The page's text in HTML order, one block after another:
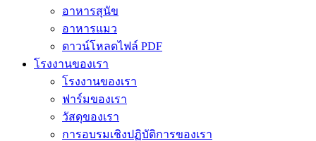
อาหารสุนัข
อาหารแมว
ดาวน์โหลดไฟล์ PDF
โรงงานของเรา
โรงงานของเรา
ฟาร์มของเรา
วัสดุของเรา
การอบรมเชิงปฏิบัติการของเรา